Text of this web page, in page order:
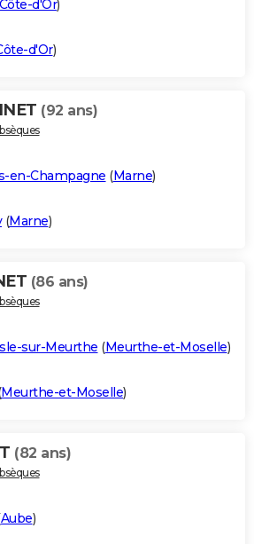
Côte-d'Or)
d'Or)
(92 ans)
en-Champagne (Marne)
(Marne)
(86 ans)
sur-Meurthe (Meurthe-et-Moselle)
Meurthe-et-Moselle)
(82 ans)
Aube)